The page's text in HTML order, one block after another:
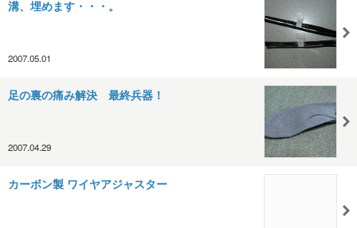
溝、埋めます・・・。
2007.05.01
足の裏の痛み解決 最終兵器！
2007.04.29
カーボン製 ワイヤアジャスター